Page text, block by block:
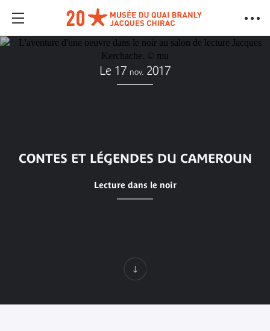
Le 17 nov. 2017
CONTES ET LÉGENDES DU CAMEROUN
Lecture dans le noir